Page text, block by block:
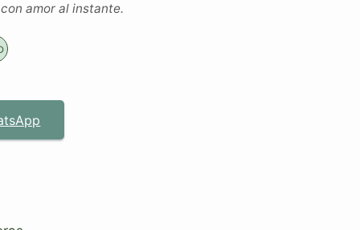
amor al instante.